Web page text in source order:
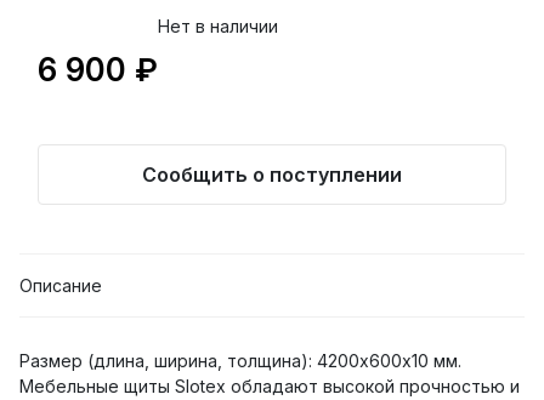
6 900 ₽
Нет в наличии
Сообщить о поступлении
Описание
Размер (длина, ширина, толщина): 4200х600х10 мм.
Мебельные щиты Slotex обладают высокой прочностью и